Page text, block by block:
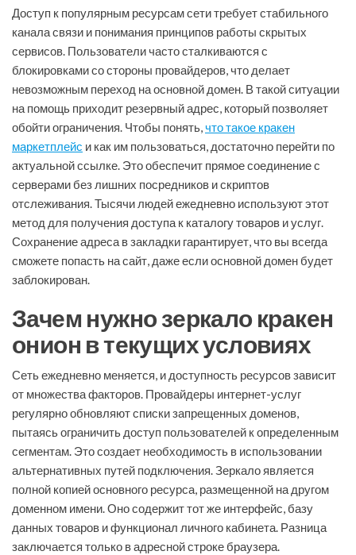
Доступ к популярным ресурсам сети требует стабильного
канала связи и понимания принципов работы скрытых
сервисов. Пользователи часто сталкиваются с
блокировками со стороны провайдеров, что делает
невозможным переход на основной домен. В такой ситуации
на помощь приходит резервный адрес, который позволяет
обойти ограничения. Чтобы понять,что такое кракен
маркетплейс и как им пользоваться, достаточно перейти по
актуальной ссылке. Это обеспечит прямое соединение с
серверами без лишних посредников и скриптов
отслеживания. Тысячи людей ежедневно используют этот
метод для получения доступа к каталогу товаров и услуг.
Сохранение адреса в закладки гарантирует, что вы всегда
сможете попасть на сайт, даже если основной домен будет
заблокирован.
Зачем нужно зеркало кракен
онион в текущих условиях
Сеть ежедневно меняется, и доступность ресурсов зависит
от множества факторов. Провайдеры интернет-услуг
регулярно обновляют списки запрещенных доменов,
пытаясь ограничить доступ пользователей к определенным
сегментам. Это создает необходимость в использовании
альтернативных путей подключения. Зеркало является
полной копией основного ресурса, размещенной на другом
доменном имени. Оно содержит тот же интерфейс, базу
данных товаров и функционал личного кабинета. Разница
заключается только в адресной строке браузера.